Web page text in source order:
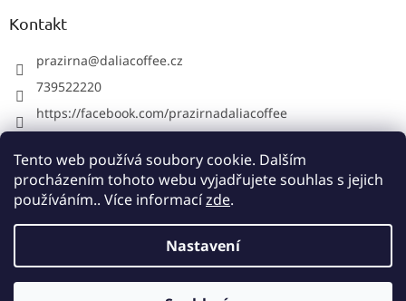
Tento web používá soubory cookie. Dalším
procházením tohoto webu vyjadřujete souhlas s jejich
používáním.. Více informacízde.
Nastavení
Kontakt
prazirna@daliacoffee.cz
739522220
https://facebook.com/prazirnadaliacoffee
739522220
Copyright 2026Pražírna Dalia Coffee. Všechna práva